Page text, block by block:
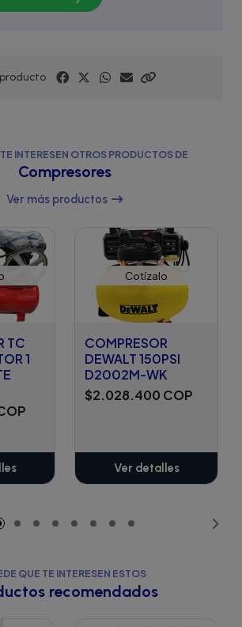
INTERESEN OTROS PRODUCTOS DE
Compresores
Ver más productos
TC
1
Cotízalo
COMPRESOR
DEWALT 150PSI
D2002M-WK
$2.028.400 COP
Ver detalles
QUE TE INTERESEN ESTOS
recomendados